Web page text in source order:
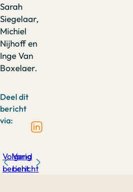
Sarah
Siegelaar,
Michiel
Nijhoff en
Inge Van
Boxelaer.
Deel dit
bericht
via:
Vorig
bericht
Volgend
bericht